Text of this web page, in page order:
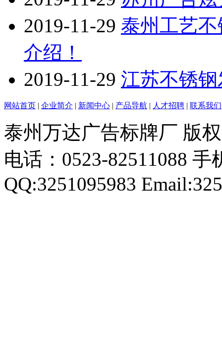
2019-11-29 泰州工艺
介绍！
2019-11-29 江苏不锈
网站首页 | 企业简介 | 新闻中心 | 产品导航 | 人才招聘 | 联系我们
泰州万达广告标牌厂 版
电话：0523-82511088 手
QQ:3251095983